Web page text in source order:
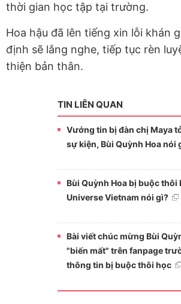
thời gian học tập tại trường.
Hoa hậu đã lên tiếng xin lỗi khán
định sẽ lắng nghe, tiếp tục rèn
thiện bản thân.
TIN LIÊN QUAN
Vướng tin bị đàn chị Maya
sự kiện, Bùi Quỳnh Hoa nói
Bùi Quỳnh Hoa bị buộc thôi
Universe Vietnam nói gì?
Bài viết chúc mừng Bùi
"biến mất" trên fanpage
thông tin bị buộc thôi học